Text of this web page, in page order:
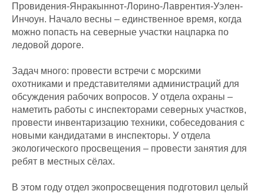
Провидения-Янракыннот-Лорино-Лаврентия-Уэлен-
Инчоун. Начало весны – единственное время, когда
можно попасть на северные участки нацпарка по
ледовой дороге.
Задач много: провести встречи с морскими
охотниками и представителями администраций для
обсуждения рабочих вопросов. У отдела охраны –
наметить работы с инспекторами северных участков,
провести инвентаризацию техники, собеседования с
новыми кандидатами в инспекторы. У отдела
экологического просвещения – провести занятия для
ребят в местных сёлах.
В этом году отдел экопросвещения подготовил целый